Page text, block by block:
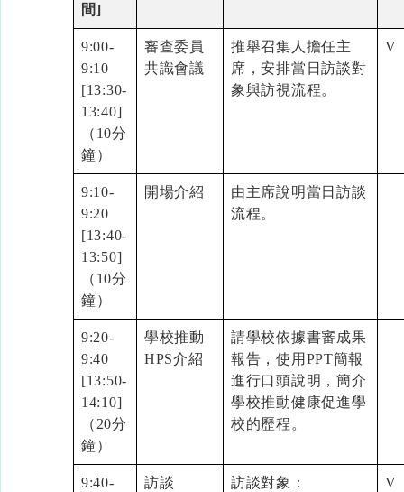
間]
9:00-
9:10
[13:30-
13:40]
（10分
鐘）
審查委員
共識會議
推舉召集人擔任主
席，安排當日訪談對
象與訪視流程。
V
9:10-
9:20
[13:40-
13:50]
（10分
鐘）
開場介紹
由主席說明當日訪談
流程。
9:20-
9:40
[13:50-
14:10]
（20分
鐘）
學校推動
HPS介紹
請學校依據書審成果
報告，使用PPT簡報
進行口頭說明，簡介
學校推動健康促進學
校的歷程。
9:40-
訪談
訪談對象：
V